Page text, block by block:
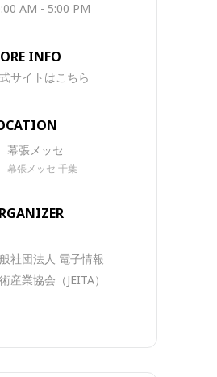
AM - 5:00 PM
INFO
サイトはこちら
幕張メッセ
幕張メッセ 千葉
社団法人 電子情報
産業協会（JEITA）